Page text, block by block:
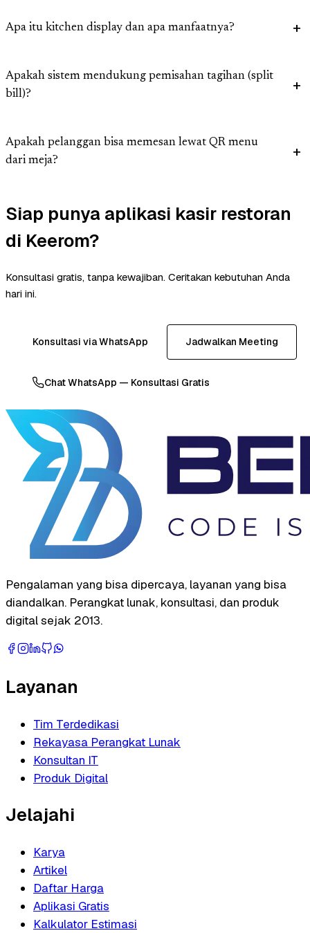
Apa itu kitchen display dan apa manfaatnya?
Apakah sistem mendukung pemisahan tagihan (split
bill)?
Apakah pelanggan bisa memesan lewat QR menu
dari meja?
Siap punya aplikasi kasir restoran
di Keerom?
Konsultasi gratis, tanpa kewajiban. Ceritakan kebutuhan Anda
hari ini.
Konsultasi via WhatsApp Jadwalkan Meeting
Chat WhatsApp — Konsultasi Gratis
Pengalaman yang bisa dipercaya, layanan yang bisa
diandalkan. Perangkat lunak, konsultasi, dan produk
digital sejak 2013.
Layanan
Tim Terdedikasi
Rekayasa Perangkat Lunak
Konsultan IT
Produk Digital
Jelajahi
Karya
Artikel
Daftar Harga
Aplikasi Gratis
Kalkulator Estimasi